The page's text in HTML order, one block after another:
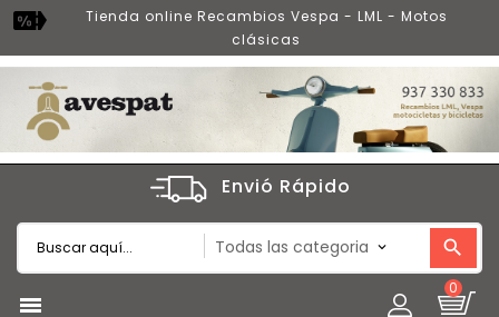
Tienda online Recambios Vespa - LML - Motos
clásicas
Envió Rápido

0